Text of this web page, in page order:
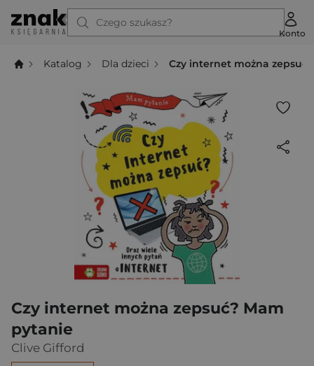
Czego szukasz?
Konto
Katalog Dla dzieci Czy internet można
Czy internet można zepsuć? Mam
pytanie
Clive Gifford